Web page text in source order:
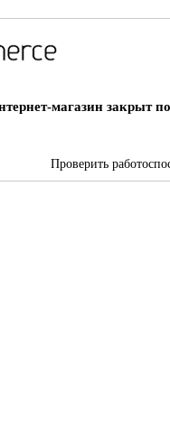
магазин закрыт
Проверить